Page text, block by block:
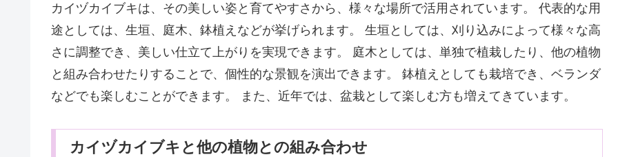
カイヅカイブキは、その美しい姿と育てやすさから、様々な場所で活用されています。 代表的な用
途としては、生垣、庭木、鉢植えなどが挙げられます。 生垣としては、刈り込みによって様々な高
さに調整でき、美しい仕立て上がりを実現できます。 庭木としては、単独で植栽したり、他の植物
と組み合わせたりすることで、個性的な景観を演出できます。 鉢植えとしても栽培でき、ベランダ
などでも楽しむことができます。 また、近年では、盆栽として楽しむ方も増えてきています。
カイヅカイブキと他の植物との組み合わせ